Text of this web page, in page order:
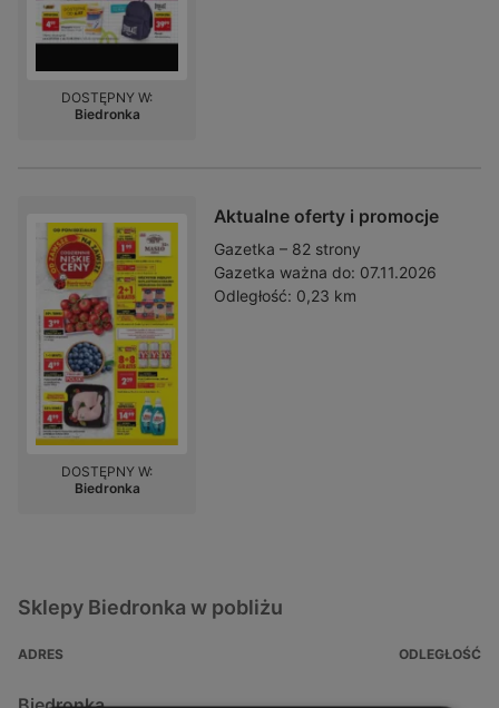
DOSTĘPNY W:
Biedronka
Aktualne oferty i promocje
Gazetka – 82 strony
Gazetka ważna do: 07.11.2026
Odległość: 0,23 km
DOSTĘPNY W:
Biedronka
Sklepy Biedronka w pobliżu
ADRES ODLEGŁOŚĆ